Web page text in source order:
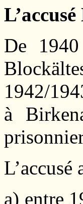
De
1942/
à
a) entre